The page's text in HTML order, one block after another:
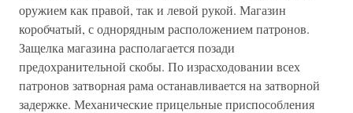
оружием как правой, так и левой рукой. Магазин
коробчатый, с однорядным расположением патронов.
Защелка магазина располагается позади
предохранительной скобы. По израсходовании всех
патронов затворная рама останавливается на затворной
задержке. Механические прицельные приспособления